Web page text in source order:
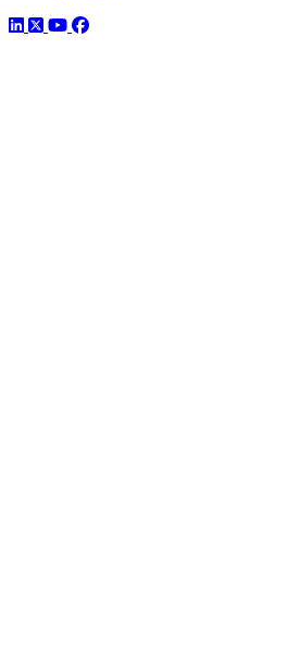
LinkedIn
TwitterYouTube
Facebook